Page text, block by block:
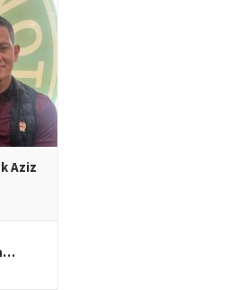
Aziz